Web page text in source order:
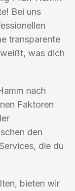
Bei uns
transparente
was dich
nach
Faktoren
den
die du
bieten wir